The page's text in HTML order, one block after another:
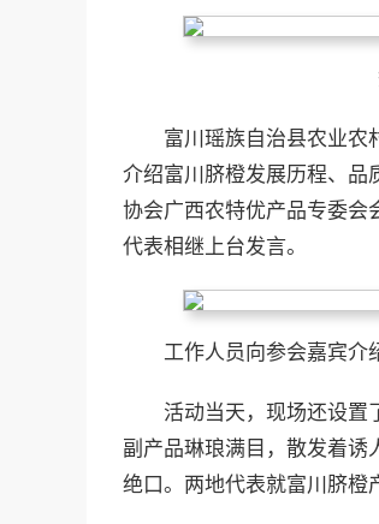
富川瑶族自治县农业农
介绍富川脐橙发展历程、品
协会广西农特优产品专委会
代表相继上台发言。
工作人员向参会嘉宾介
活动当天，现场还设置
副产品琳琅满目，散发着诱
绝口。两地代表就富川脐橙